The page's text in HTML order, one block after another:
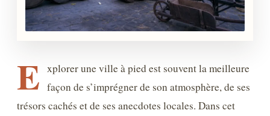
E xplorer une ville à pied est souvent la meilleure
façon de s’imprégner de son atmosphère, de ses
trésors cachés et de ses anecdotes locales. Dans cet